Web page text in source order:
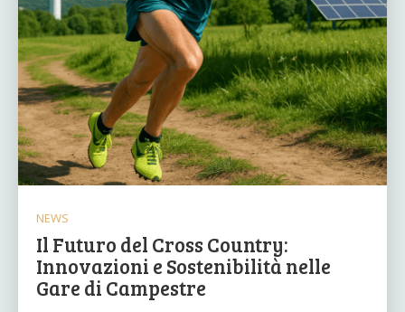
NEWS
Il Futuro del Cross Country:
Innovazioni e Sostenibilità nelle
Gare di Campestre